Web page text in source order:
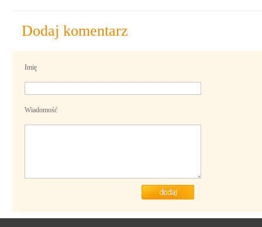
Dodaj komentarz
Imię
Wiadomość